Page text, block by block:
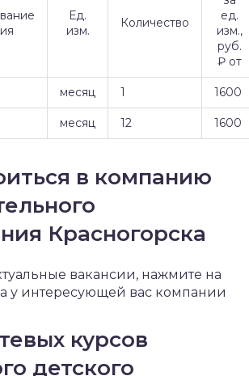
Ед.
изм.
Количество
ед.
изм.,
руб.
₽ от
месяц 1 1600
месяц 12 1600
в компанию
Красногорска
вакансии, нажмите на
у интересующей вас компании
курсов
детского